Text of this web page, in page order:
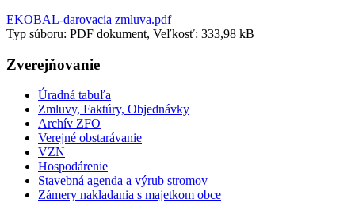
EKOBAL-darovacia zmluva.pdf
Typ súboru: PDF dokument, Veľkosť: 333,98 kB
Zverejňovanie
Úradná tabuľa
Zmluvy, Faktúry, Objednávky
Archív ZFO
Verejné obstarávanie
VZN
Hospodárenie
Stavebná agenda a výrub stromov
Zámery nakladania s majetkom obce